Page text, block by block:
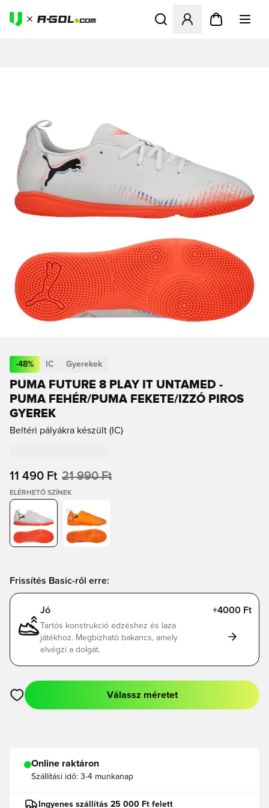
Megnyit egy modált a
-48% IC Gyerekek
PUMA FUTURE 8 PLAY IT UNTAMED -
PUMA FEHÉR/PUMA FEKETE/IZZÓ PIROS
GYEREK
Beltéri pályákra készült (IC)
11 490 Ft 21 990 Ft
ELÉRHETŐ SZÍNEK
Frissítés Basic-ről erre:
Jó +4000 Ft
Tartós konstrukció edzéshez és laza
játékhoz. Megbízható bakancs, amely
elvégzi a dolgát.
Megnyit egy modált a bejelentkezéshez vagy a tagként való
Válassz méretet
Online raktáron
Szállítási idő: 3-4 munkanap
Ingyenes szállítás 25 000 Ft felett